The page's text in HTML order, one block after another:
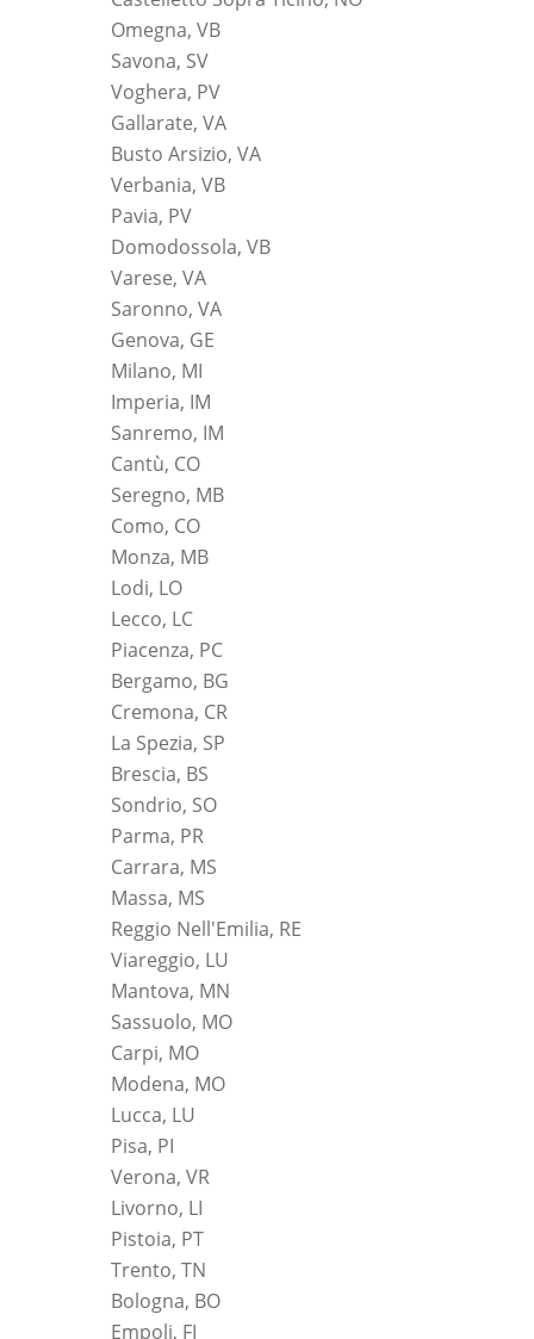
Omegna, VB
Savona, SV
Voghera, PV
Gallarate, VA
Busto Arsizio, VA
Verbania, VB
Pavia, PV
Domodossola, VB
Varese, VA
Saronno, VA
Genova, GE
Milano, MI
Imperia, IM
Sanremo, IM
Cantù, CO
Seregno, MB
Como, CO
Monza, MB
Lodi, LO
Lecco, LC
Piacenza, PC
Bergamo, BG
Cremona, CR
La Spezia, SP
Brescia, BS
Sondrio, SO
Parma, PR
Carrara, MS
Massa, MS
Reggio Nell'Emilia, RE
Viareggio, LU
Mantova, MN
Sassuolo, MO
Carpi, MO
Modena, MO
Lucca, LU
Pisa, PI
Verona, VR
Livorno, LI
Pistoia, PT
Trento, TN
Bologna, BO
Empoli, FI